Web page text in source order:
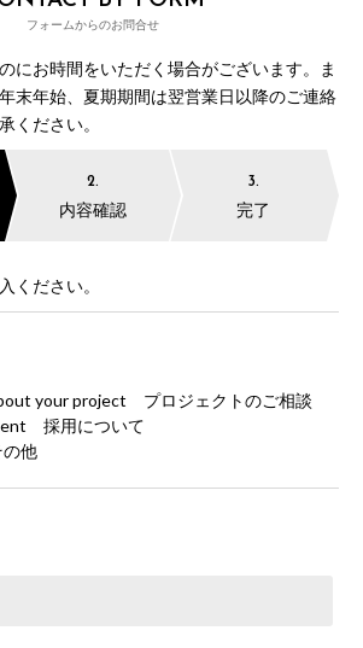
フォームからのお問合せ
にお時間をいただく場合がございます。ま
末年始、夏期期間は翌営業日以降のご連絡
ください。
2.
内容確認
3.
完了
ください。
your project プロジェクトのご相談
採用について
の他